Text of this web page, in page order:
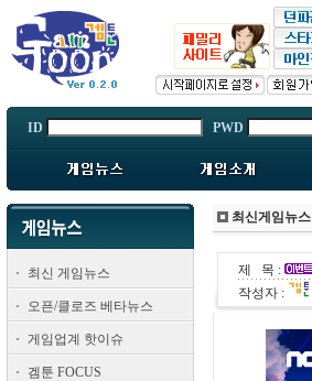
ID PWD
최신 게임뉴스
오픈/클로즈 베타뉴스
게임업계 핫이슈
겜툰 FOCUS
최신게임뉴스
제 목 :
작성자 :